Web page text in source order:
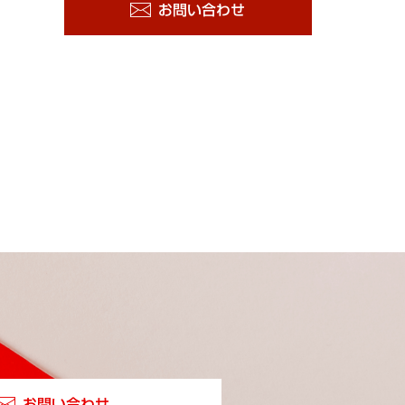
お問い合わせ